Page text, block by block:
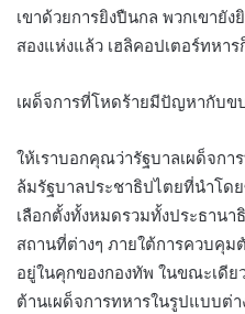
เขาด้วยการยิงปืนกล พวกเขายั
สองแห่งแล้ว เฮลิคอปเตอร์ทหา
เผด็จการที่โหดร้ายมีปัญหากับข
ให้เราบอกคุณว่ารัฐบาลเผด็จกา
ล้มรัฐบาลประชาธิปไตยที่นำโด
เลือกตั้งทั้งหมดรวมทั้งประธาน
สถานที่ต่างๆ ภายใต้การควบคุม
อยู่ในคุกของกองทัพ ในขณะเดี
ต้านเผด็จการทหารในรูปแบบต่